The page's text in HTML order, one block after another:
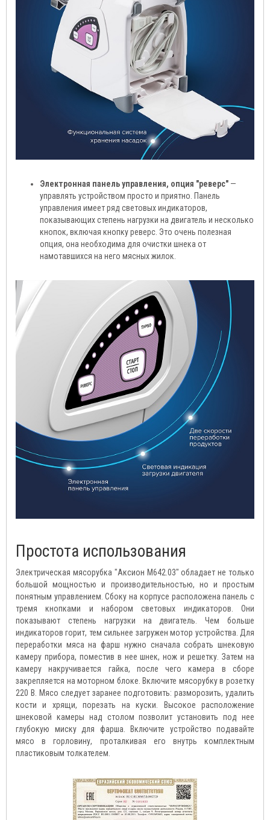
Электронная панель управления, опция "реверс" —
управлять устройством просто и приятно. Панель
управления имеет ряд световых индикаторов,
показывающих степень нагрузки на двигатель и несколько
кнопок, включая кнопку реверс. Это очень полезная
опция, она необходима для очистки шнека от
намотавшихся на него мясных жилок.
Простота использования
Электрическая мясорубка "Аксион М642.03" обладает не только
большой мощностью и производительностью, но и простым
понятным управлением. Сбоку на корпусе расположена панель с
тремя кнопками и набором световых индикаторов. Они
показывают степень нагрузки на двигатель. Чем больше
индикаторов горит, тем сильнее загружен мотор устройства. Для
переработки мяса на фарш нужно сначала собрать шнековую
камеру прибора, поместив в нее шнек, нож и решетку. Затем на
камеру накручивается гайка, после чего камера в сборе
закрепляется на моторном блоке. Включите мясорубку в розетку
220 В. Мясо следует заранее подготовить: разморозить, удалить
кости и хрящи, порезать на куски. Высокое расположение
шнековой камеры над столом позволит установить под нее
глубокую миску для фарша. Включите устройство подавайте
мясо в горловину, проталкивая его внутрь комплектным
пластиковым толкателем.